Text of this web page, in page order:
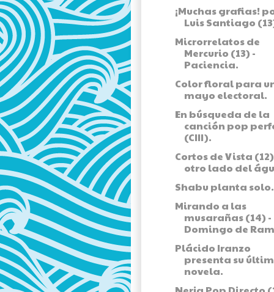
¡Muchas grafias!
Luis Santiago
Microrrelatos de
Mercurio (13) -
Paciencia.
Color floral para
mayo electoral.
En búsqueda de la
canción pop
(CIII).
Cortos de Vista
otro lado del
Shabu planta solo.
Mirando a las
musarañas (14) -
Domingo de
Plácido Iranzo
presenta su
novela.